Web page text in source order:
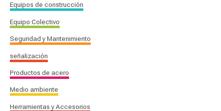
r
:
Equipos de construcción
Equipo Colectivo
Seguridad y Mantenimiento
señalización
Productos de acero
Medio ambiente
Herramientas y Accesorios